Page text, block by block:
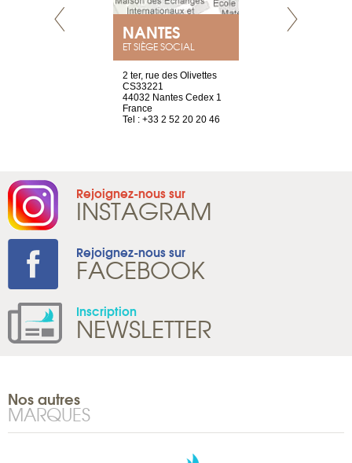
NANTES
ET SIÈGE SOCIAL
2 ter, rue des Olivettes
CS33221
44032 Nantes Cedex 1
France
Tel : +33 2 52 20 20 46
Rejoignez-nous sur
INSTAGRAM
Rejoignez-nous sur
FACEBOOK
Inscription
NEWSLETTER
Nos autres
MARQUES